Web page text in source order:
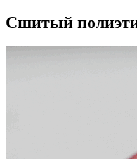
Сшитый